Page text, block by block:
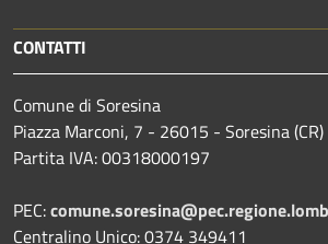
CONTATTI
Comune di Soresina
Piazza Marconi, 7 - 26015 - Soresina (CR)
Partita IVA: 00318000197
PEC:
Centralino Unico: 0374 349411